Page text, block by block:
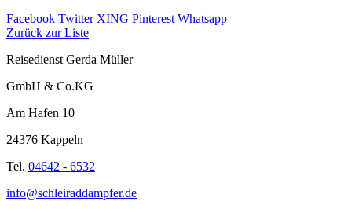
Facebook Twitter XING Pinterest Whatsapp
Zurück zur Liste
Reisedienst Gerda Müller
GmbH & Co.KG
Am Hafen 10
24376 Kappeln
Tel. 04642 - 6532
info@schleiraddampfer.de